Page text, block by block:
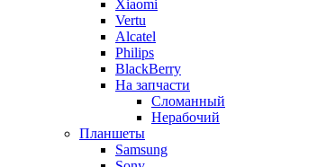
Xiaomi
Vertu
Alcatel
Philips
BlackBerry
На запчасти
Сломанный
Нерабочий
Планшеты
Samsung